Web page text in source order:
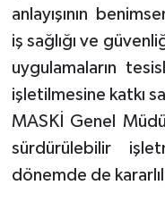
anlayışının
iş sağlığı ve
uygulamaların
işletilmesine katkı
MASKİ Genel
sürdürülebilir
dönemde de